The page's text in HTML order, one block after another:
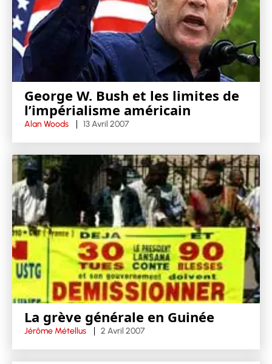
George W. Bush et les limites de
l’impérialisme américain
Alan Woods 13 Avril 2007
La grève générale en Guinée
Jérôme Métellus 2 Avril 2007